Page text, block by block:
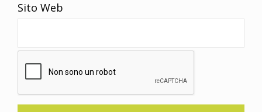
Sito Web